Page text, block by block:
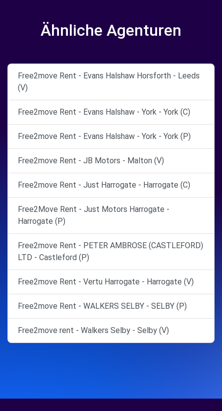
Ähnliche Agenturen
Free2move Rent - Evans Halshaw Horsforth - Leeds
(V)
Free2move Rent - Evans Halshaw - York - York (C)
Free2move Rent - Evans Halshaw - York - York (P)
Free2move Rent - JB Motors - Malton (V)
Free2move Rent - Just Harrogate - Harrogate (C)
Free2Move Rent - Just Motors Harrogate -
Harrogate (P)
Free2move Rent - PETER AMBROSE (CASTLEFORD)
LTD - Castleford (P)
Free2move Rent - Vertu Harrogate - Harrogate (V)
Free2move Rent - WALKERS SELBY - SELBY (P)
Free2move rent - Walkers Selby - Selby (V)